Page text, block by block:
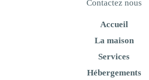
Contactez nous
Accueil
La maison
Services
Hébergements